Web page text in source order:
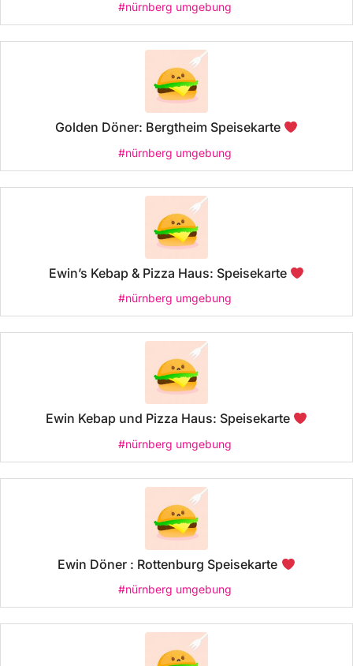
#nürnberg umgebung
Golden Döner: Bergtheim Speisekarte
#nürnberg umgebung
Ewin’s Kebap & Pizza Haus: Speisekarte
#nürnberg umgebung
Ewin Kebap und Pizza Haus: Speisekarte
#nürnberg umgebung
Ewin Döner : Rottenburg Speisekarte
#nürnberg umgebung